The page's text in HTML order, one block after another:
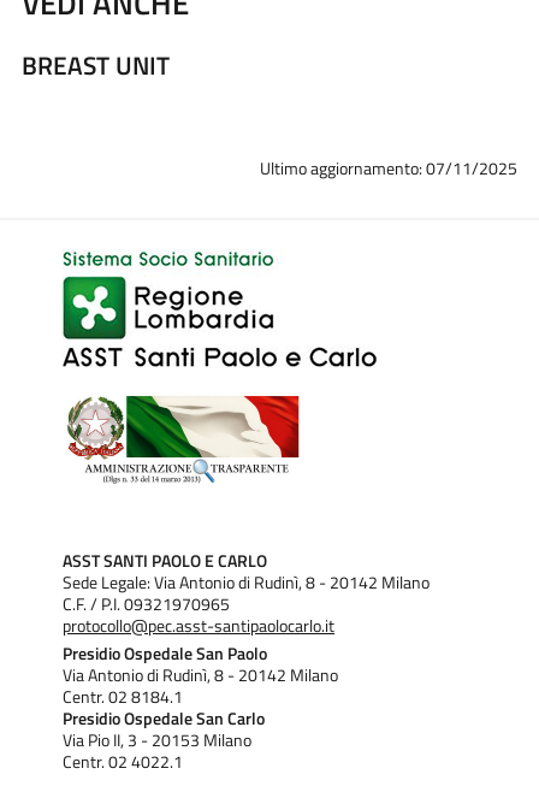
BREAST UNIT
Ultimo aggiornamento: 07/11/2025
ASST SANTI PAOLO E CARLO
Sede Legale: Via Antonio di Rudinì, 8 - 20142 Milano
C.F. / P.I. 09321970965
protocollo@pec.asst-santipaolocarlo.it
Presidio Ospedale San Paolo
Via Antonio di Rudinì, 8 - 20142 Milano
Centr. 02 8184.1
Presidio Ospedale San Carlo
Via Pio II, 3 - 20153 Milano
Centr. 02 4022.1